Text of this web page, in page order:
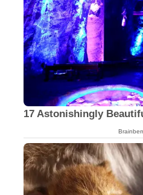
17 Astonishingly